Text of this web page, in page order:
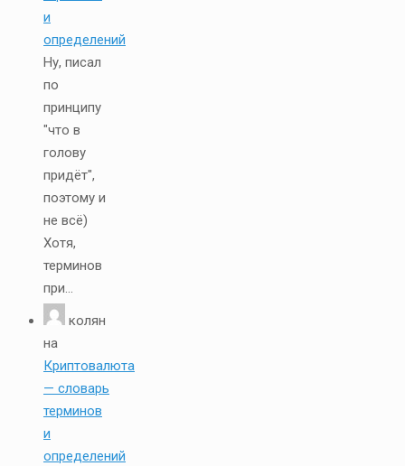
и
определений
Ну, писал
по
принципу
"что в
голову
придёт",
поэтому и
не всё)
Хотя,
терминов
при...
колян
на
Криптовалюта
— словарь
терминов
и
определений